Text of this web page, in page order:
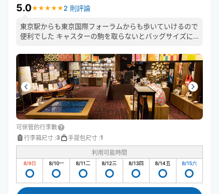
5.0★ ★ ★ ★ ★
★ ★ ★ ★ ★ 2 則評論
東京駅からも東京国際フォーラムからも歩いていけるので
便利でした キャスターの駒を取らないとバッグサイズに
りました
可保管的行李數
行李箱尺寸 :3 手提包尺寸 :1
利用可能時間
8/9日 8/10一 8/11二 8/12三 8/13四 8/14五 8/15六